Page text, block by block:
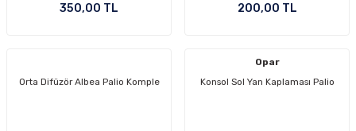
350,00 TL 200,00 TL
Orta Difüzör Albea Palio Komple
Opar
Konsol Sol Yan Kaplaması Palio